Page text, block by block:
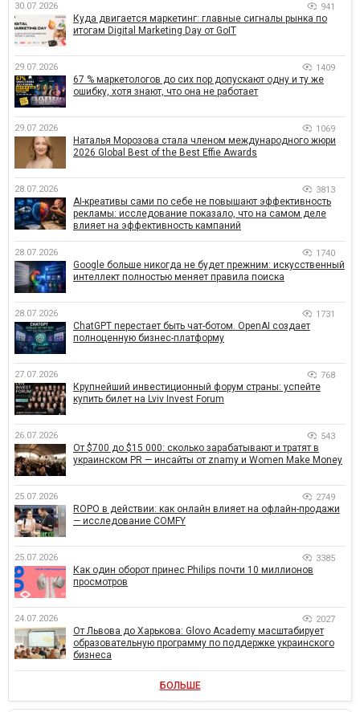
30.07.2026 941
Куда двигается маркетинг: главные сигналы рынка по
итогам Digital Marketing Day от GoIT
29.07.2026 1409
67 % маркетологов до сих пор допускают одну и ту же
ошибку, хотя знают, что она не работает
29.07.2026 1069
Наталья Морозова стала членом международного жюри
2026 Global Best of the Best Effie Awards
28.07.2026 3813
AI-креативы сами по себе не повышают эффективность
рекламы: исследование показало, что на самом деле
влияет на эффективность кампаний
28.07.2026 1740
Google больше никогда не будет прежним: искусственный
интеллект полностью меняет правила поиска
28.07.2026 1731
ChatGPT перестает быть чат-ботом. OpenAI создает
полноценную бизнес-платформу
27.07.2026 768
Крупнейший инвестиционный форум страны: успейте
купить билет на Lviv Invest Forum
26.07.2026 543
От $700 до $15 000: сколько зарабатывают и тратят в
украинском PR — инсайты от znamy и Women Make Money
25.07.2026 2749
ROPO в действии: как онлайн влияет на офлайн-продажи
— исследование COMFY
25.07.2026 3385
Как один оборот принес Philips почти 10 миллионов
просмотров
24.07.2026 2027
От Львова до Харькова: Glovo Academy масштабирует
образовательную программу по поддержке украинского
бизнеса
БОЛЬШЕ